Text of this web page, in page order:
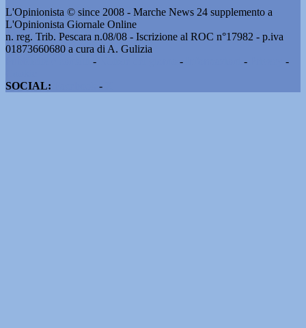
L'Opinionista © since 2008 - Marche News 24 supplemento a
L'Opinionista Giornale Online
n. reg. Trib. Pescara n.08/08 - Iscrizione al ROC n°17982 - p.iva
01873660680 a cura di A. Gulizia
- - -
-
SOCIAL:
-